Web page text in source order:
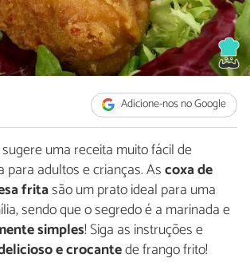
Adicione-nos no Google
uma receita muito fácil de
para adultos e crianças. Ascoxa de
fritasão um prato ideal para uma
sendo que o segredo é a marinada e
simples! Siga as instruções e
e crocantede frango frito!